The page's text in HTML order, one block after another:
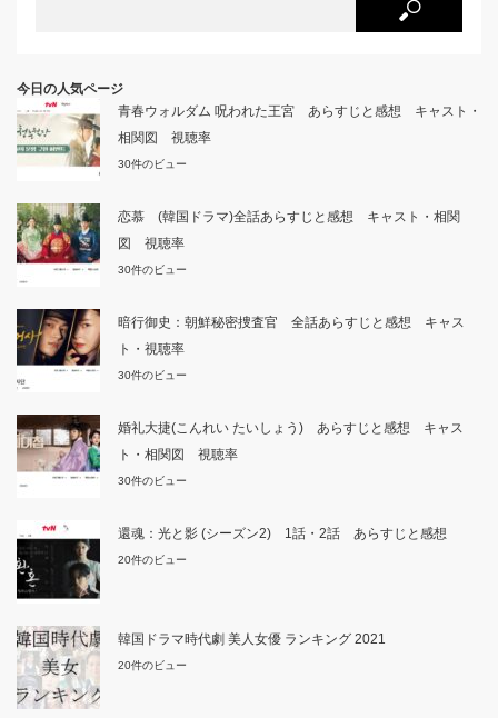
今日の人気ページ
青春ウォルダム 呪われた王宮 あらすじと感想 キャスト・
相関図 視聴率
30件のビュー
恋慕 (韓国ドラマ)全話あらすじと感想 キャスト・相関
図 視聴率
30件のビュー
暗行御史：朝鮮秘密捜査官 全話あらすじと感想 キャス
ト・視聴率
30件のビュー
婚礼大捷(こんれい たいしょう) あらすじと感想 キャス
ト・相関図 視聴率
30件のビュー
還魂：光と影 (シーズン2) 1話・2話 あらすじと感想
20件のビュー
韓国ドラマ時代劇 美人女優 ランキング 2021
20件のビュー